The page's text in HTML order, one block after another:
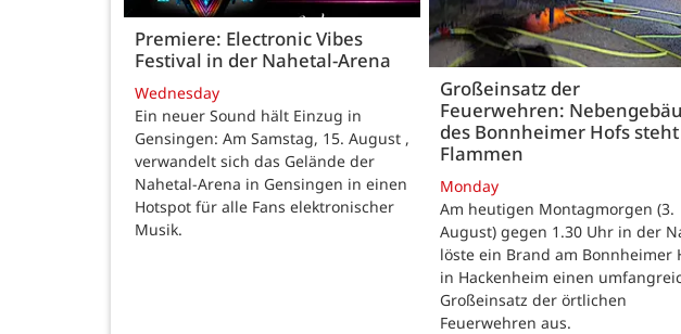
Premiere: Electronic Vibes
Festival in der Nahetal-Arena
Wednesday
Ein neuer Sound hält Einzug in
Gensingen: Am Samstag, 15. August ,
verwandelt sich das Gelände der
Nahetal-Arena in Gensingen in einen
Hotspot für alle Fans elektronischer
Musik.
Großeinsatz der
Feuerwehren:
des Bonnheimer Hofs
Flammen
Monday
Am heutigen Montagmorgen (3.
August) gegen 1.30 Uhr in der
löste ein Brand am Bonnheimer
in Hackenheim einen
Großeinsatz der örtlichen
Feuerwehren aus.